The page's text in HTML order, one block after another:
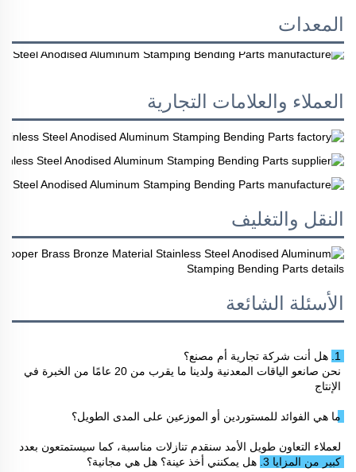
المعدات
العملاء والعلامات التجارية
النقل والتغليف
الأسئلة الشائعة
1. هل أنت شركة تجارية أم مصنع؟
الإنتاج
ما هي الفوائد للمستوردين أو الموزعين على المدى الطويل؟
كبير من المزايا 3. هل يمكنني أخذ عينة؟ هل هي مجانية؟